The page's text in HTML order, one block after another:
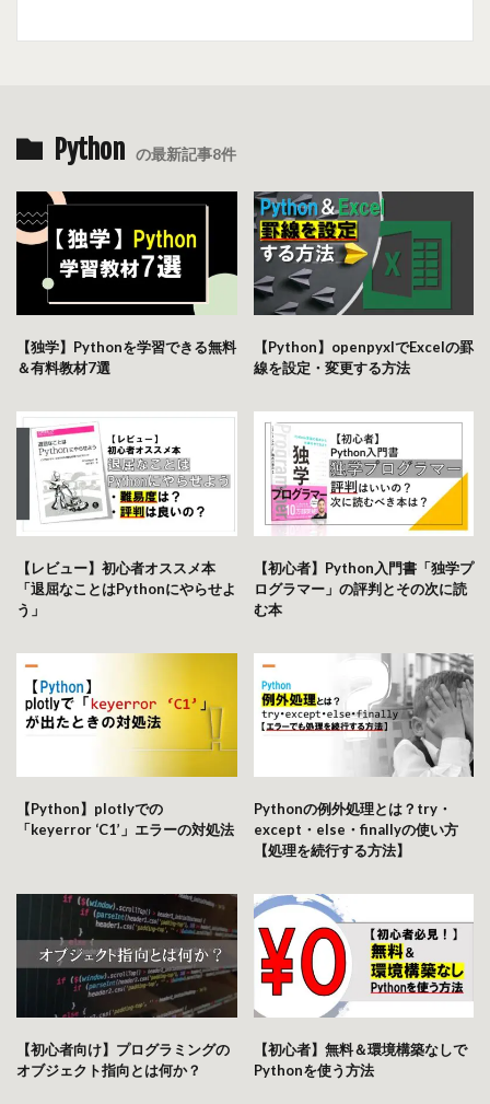
Python の最新記事8件
【独学】Pythonを学習できる無料
＆有料教材7選
【Python】openpyxlでExcelの罫
線を設定・変更する方法
【レビュー】初心者オススメ本
「退屈なことはPythonにやらせよ
う」
【初心者】Python入門書「独学プ
ログラマー」の評判とその次に読
む本
【Python】plotlyでの
「keyerror ‘C1’」エラーの対処法
Pythonの例外処理とは？try・
except・else・finallyの使い方
【処理を続行する方法】
【初心者向け】プログラミングの
オブジェクト指向とは何か？
【初心者】無料＆環境構築なしで
Pythonを使う方法